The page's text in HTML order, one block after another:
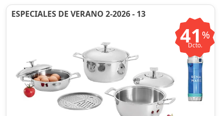
ESPECIALES DE VERANO 2-2026 - 13
41 %
Dcto.